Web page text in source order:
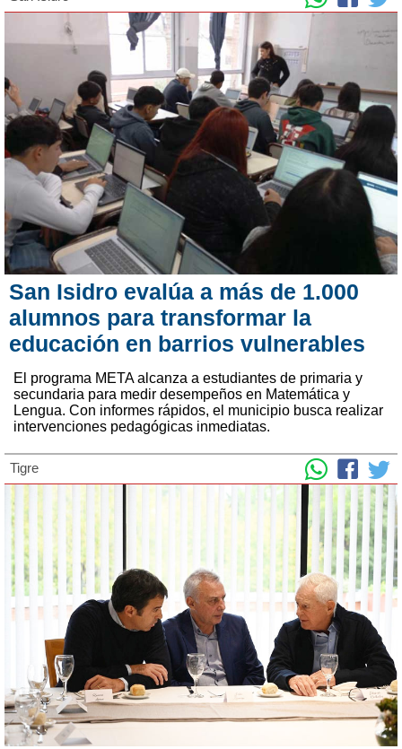
San Isidro evalúa a más de 1.000
alumnos para transformar la
educación en barrios vulnerables
El programa META alcanza a estudiantes de primaria y
secundaria para medir desempeños en Matemática y
Lengua. Con informes rápidos, el municipio busca realizar
intervenciones pedagógicas inmediatas.
Tigre